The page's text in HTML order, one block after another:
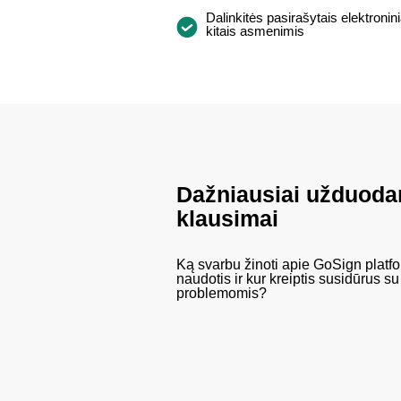
Dalinkitės pasirašytais
kitais asmenimis
Dažniausiai
klausimai
Ką svarbu žinoti apie GoSign
naudotis ir kur kreiptis susidūrus su
problemomis?